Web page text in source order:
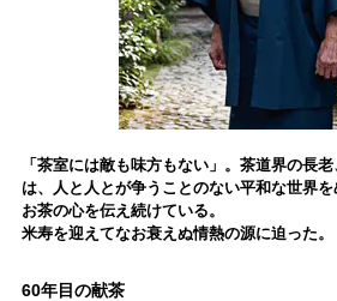
「茶室には敵も味方もない」。茶道界の長
は、人と人とが争うことのない平和な世界を
お茶の心を伝え続けている。
米寿を迎えてなお衰えぬ情熱の源に迫った。
60年目の献茶